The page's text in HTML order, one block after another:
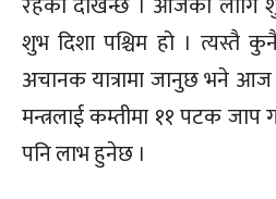
शुभ दिशा पश्चिम हो । त्यस्तै
अचानक यात्रामा जानुछ भने
मन्त्रलाई कम्तीमा ११ पटक जाप
पनि लाभ हुनेछ ।